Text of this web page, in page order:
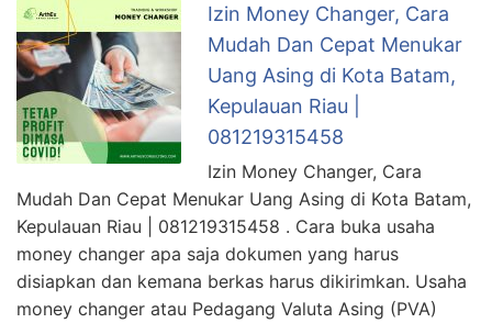
Izin Money Changer, Cara
Mudah Dan Cepat Menukar
Uang Asing di Kota Batam,
Kepulauan Riau |
081219315458
Izin Money Changer, Cara
Mudah Dan Cepat Menukar Uang Asing di Kota Batam,
Kepulauan Riau | 081219315458 . Cara buka usaha
money changer apa saja dokumen yang harus
disiapkan dan kemana berkas harus dikirimkan. Usaha
money changer atau Pedagang Valuta Asing (PVA)